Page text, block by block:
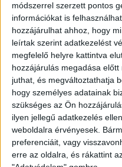
módszerrel szerzett pontos
információkat is
hozzájárulhat ahhoz, hogy
leírtak szerint adatkezelést
megfelelő helyre kattintva
hozzájárulás megadása
juthat, és megváltoztathatja
hogy személyes adatainak
szükséges az Ön
ilyen jellegű adatkezelés
weboldalra érvényesek.
preferenciáit, vagy
erre az oldalra, és rákattint